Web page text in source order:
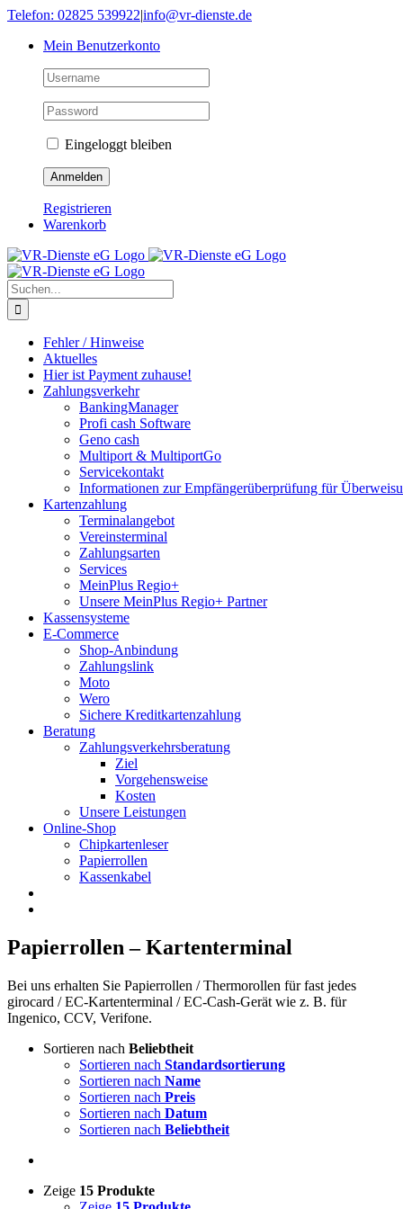
Skip
content
Telefon: 02825 539922|info@vr-dienste.de
Mein Benutzerkonto
Eingeloggt bleiben
Registrieren
Warenkorb
Suche
nach:
Fehler / Hinweise
Aktuelles
Hier ist Payment zuhause!
Zahlungsverkehr
BankingManager
Profi cash Software
Geno cash
Multiport & MultiportGo
Servicekontakt
Informationen zur Empfängerüberprüfung für
Kartenzahlung
Terminalangebot
Vereinsterminal
Zahlungsarten
Services
MeinPlus Regio+
Unsere MeinPlus Regio+ Partner
Kassensysteme
E-Commerce
Shop-Anbindung
Zahlungslink
Moto
Wero
Sichere Kreditkartenzahlung
Beratung
Zahlungsverkehrsberatung
Ziel
Vorgehensweise
Kosten
Unsere Leistungen
Online-Shop
Chipkartenleser
Papierrollen
Kassenkabel
Papierrollen – Kartenterminal
Bei uns erhalten Sie Papierrollen / Thermorollen für fast jedes
girocard / EC-Kartenterminal / EC-Cash-Gerät wie z. B. für
Ingenico, CCV, Verifone.
Sortieren nach Beliebtheit
Sortieren nach Standardsortierung
Sortieren nach Name
Sortieren nach Preis
Sortieren nach Datum
Sortieren nach Beliebtheit
Zeige 15 Produkte